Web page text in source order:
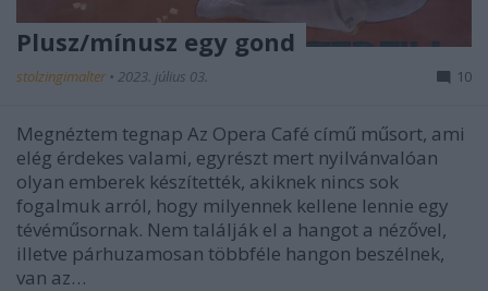
Plusz/mínusz egy gond
stolzingimalter • 2023. július 03. 10
Megnéztem tegnap Az Opera Café című műsort, ami
elég érdekes valami, egyrészt mert nyilvánvalóan
olyan emberek készítették, akiknek nincs sok
fogalmuk arról, hogy milyennek kellene lennie egy
tévéműsornak. Nem találják el a hangot a nézővel,
illetve párhuzamosan többféle hangon beszélnek,
van az…